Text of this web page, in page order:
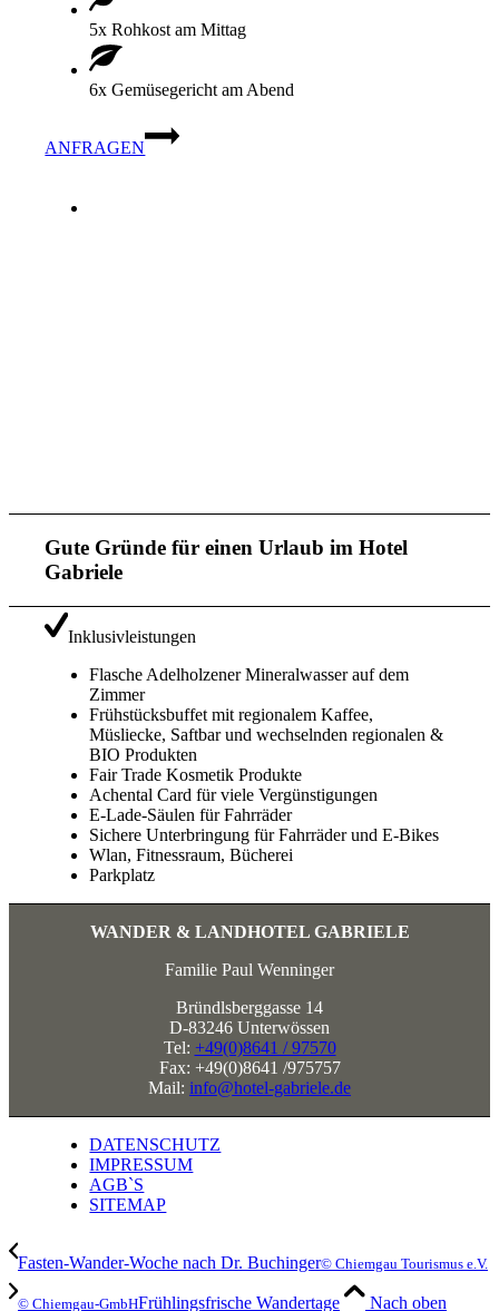
5x Rohkost am Mittag
6x Gemüsegericht am Abend
ANFRAGEN
Gute Gründe für einen Urlaub im Hotel
Gabriele
Inklusivleistungen
Flasche Adelholzener Mineralwasser auf dem
Zimmer
Frühstücksbuffet mit regionalem Kaffee,
Müsliecke, Saftbar und wechselnden regionalen &
BIO Produkten
Fair Trade Kosmetik Produkte
Achental Card für viele Vergünstigungen
E-Lade-Säulen für Fahrräder
Sichere Unterbringung für Fahrräder und E-Bikes
Wlan, Fitnessraum, Bücherei
Parkplatz
WANDER & LANDHOTEL GABRIELE
Familie Paul Wenninger
Bründlsberggasse 14
D-83246 Unterwössen
Tel: +49(0)8641 / 97570
Fax: +49(0)8641 /975757
Mail: info@hotel-gabriele.de
DATENSCHUTZ
IMPRESSUM
AGB`S
SITEMAP
Fasten-Wander-Woche nach Dr. Buchinger© Chiemgau Tourismus e.V.
© Chiemgau-GmbHFrühlingsfrische Wandertage Nach oben